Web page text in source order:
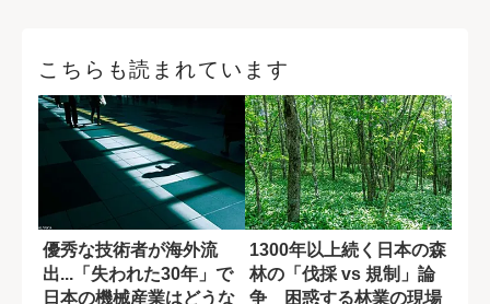
こちらも読まれています
優秀な技術者が海外流
出...「失われた30年」で
日本の機械産業はどうな
1300年以上続く日本の森
林の「伐採 vs 規制」論
争 困惑する林業の現場